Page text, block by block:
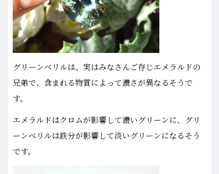
グリーンベリルは、実はみなさんご存じエメラルドの
兄弟で、含まれる物質によって濃さが異なるそうで
す。
エメラルドはクロムが影響して濃いグリーンに、グリ
ーンベリルは鉄分が影響して淡いグリーンになるそう
です。